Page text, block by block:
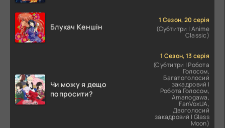
Блукач Кеншін
1 Сезон, 20 серія
(Субтитри | Anime
Classic)
Чи можу я дещо
попросити?
1 Сезон, 13 серія
(Субтитри | Робота
Голосом,
Багатоголосий
закадровий |
Робота Голосом,
Amanogawa,
FanVoxUA,
Двоголосий
закадровий | Glass
Moon)